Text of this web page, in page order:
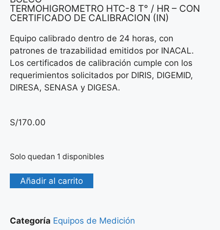
TERMOHIGROMETRO HTC-8 T° / HR – CON
CERTIFICADO DE CALIBRACION (IN)
Equipo calibrado dentro de 24 horas, con
patrones de trazabilidad emitidos por INACAL.
Los certificados de calibración cumple con los
requerimientos solicitados por DIRIS, DIGEMID,
DIRESA, SENASA y DIGESA.
S/170.00
Solo quedan 1 disponibles
Añadir al carrito
Categoría Equipos de Medición